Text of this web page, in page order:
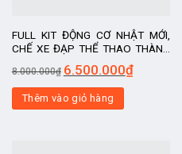
FULL KIT ĐỘNG CƠ NHẬT MỚI,
CHẾ XE ĐẠP THỂ THAO THÀNH
XE ĐIỆN DÙNG PIN VIP
8.000.000₫ 6.500.000₫
Thêm vào giỏ hàng